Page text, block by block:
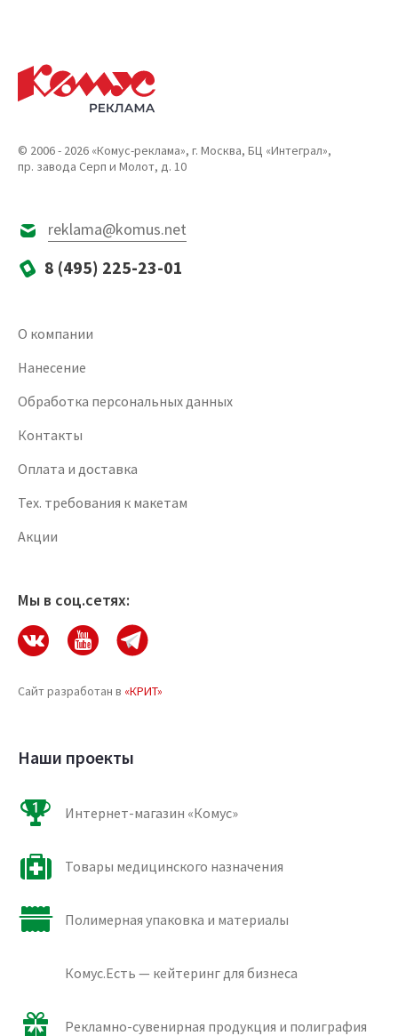
© 2006 - 2026 «Комус-реклама», г. Москва, БЦ «Интеграл»,
пр. завода Серп и Молот, д. 10
reklama@komus.net
8 (495) 225-23-01
О компании
Нанесение
Обработка персональных данных
Контакты
Оплата и доставка
Тех. требования к макетам
Акции
Мы в соц.сетях:
Сайт разработан в «КРИТ»
Наши проекты
Интернет-магазин «Комус»
Товары медицинского назначения
Полимерная упаковка и материалы
Комус.Есть — кейтеринг для бизнеса
Рекламно-сувенирная продукция и полиграфия